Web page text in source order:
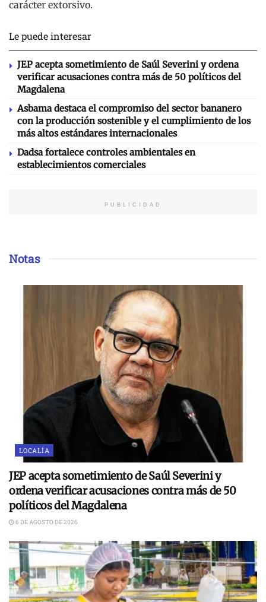
carácter extorsivo.
Le puede interesar
JEP acepta sometimiento de Saúl Severini y ordena
verificar acusaciones contra más de 50 políticos del
Magdalena
Asbama destaca el compromiso del sector bananero
con la producción sostenible y el cumplimiento de los
más altos estándares internacionales
Dadsa fortalece controles ambientales en
establecimientos comerciales
PUBLICIDAD
Notas
LOCALÍA
JEP acepta sometimiento de Saúl Severini y
ordena verificar acusaciones contra más de 50
políticos del Magdalena
6 DE AGOSTO DE 2026